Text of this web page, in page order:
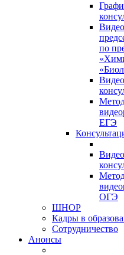
по
ЕГЭ
ОГЭ
ШНОР
Кадры в
Сотрудничество
Анонсы